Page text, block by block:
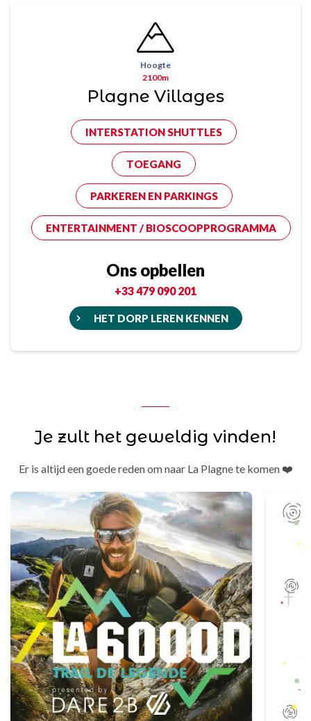
Hoogte
2100m
Plagne Villages
INTERSTATION SHUTTLES
TOEGANG
PARKEREN EN PARKINGS
ENTERTAINMENT / BIOSCOOPPROGRAMMA
Ons opbellen
+33 479 090 201
HET DORP LEREN KENNEN
Je zult het geweldig vinden!
Er is altijd een goede reden om naar La Plagne te komen ❤️